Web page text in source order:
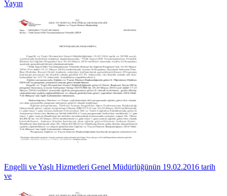
Yayın
Engelli ve Yaşlı Hizmetleri Genel Müdürlüğünün 19.02.2016 tarih
ve